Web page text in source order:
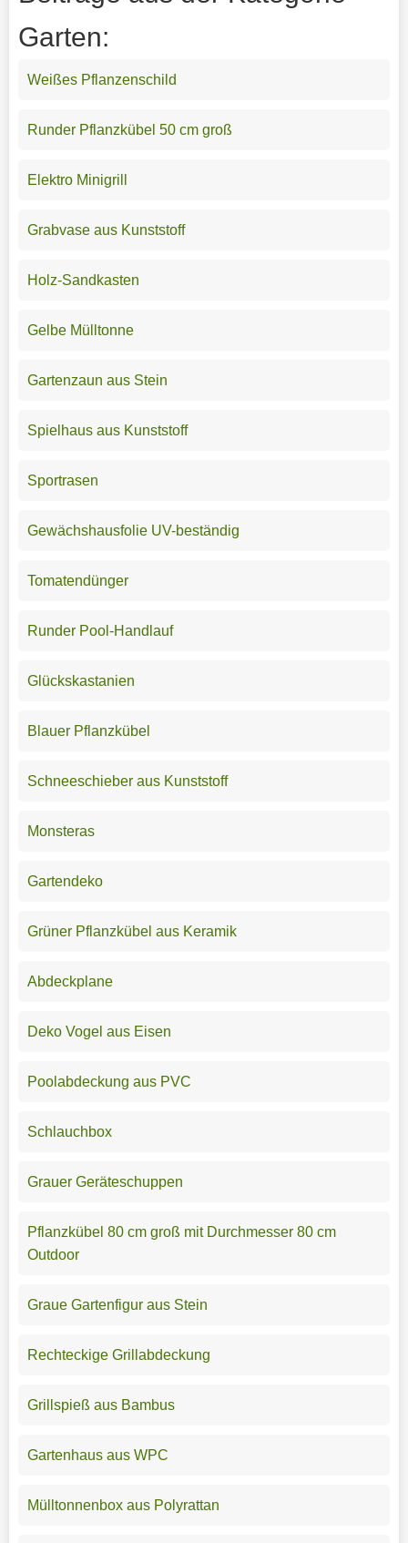
Garten:
Weißes Pflanzenschild
Runder Pflanzkübel 50 cm groß
Elektro Minigrill
Grabvase aus Kunststoff
Holz-Sandkasten
Gelbe Mülltonne
Gartenzaun aus Stein
Spielhaus aus Kunststoff
Sportrasen
Gewächshausfolie UV-beständig
Tomatendünger
Runder Pool-Handlauf
Glückskastanien
Blauer Pflanzkübel
Schneeschieber aus Kunststoff
Monsteras
Gartendeko
Grüner Pflanzkübel aus Keramik
Abdeckplane
Deko Vogel aus Eisen
Poolabdeckung aus PVC
Schlauchbox
Grauer Geräteschuppen
Pflanzkübel 80 cm groß mit Durchmesser 80 cm
Outdoor
Graue Gartenfigur aus Stein
Rechteckige Grillabdeckung
Grillspieß aus Bambus
Gartenhaus aus WPC
Mülltonnenbox aus Polyrattan